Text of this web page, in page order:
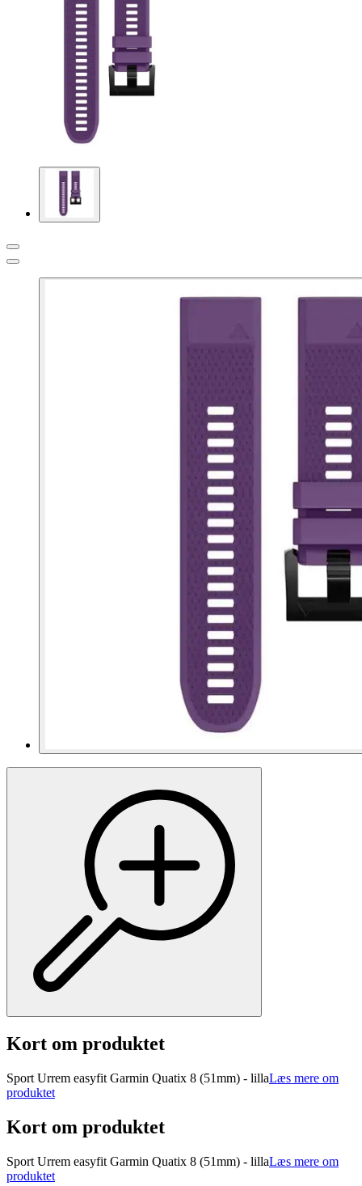
Kort om produktet
Sport Urrem easyfit Garmin Quatix 8 (51mm) - lillaLæs mere om
produktet
Kort om produktet
Sport Urrem easyfit Garmin Quatix 8 (51mm) - lillaLæs mere om
produktet